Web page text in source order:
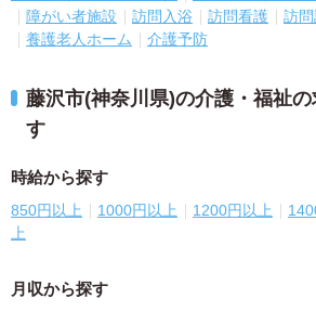
障がい者施設
訪問入浴 訪問看護 訪
養護老人ホーム
介護予防
藤沢市(神奈川県)の介護・福祉
す
時給から探す
850円以上 1000円以上 1200円以上
上
月収から探す